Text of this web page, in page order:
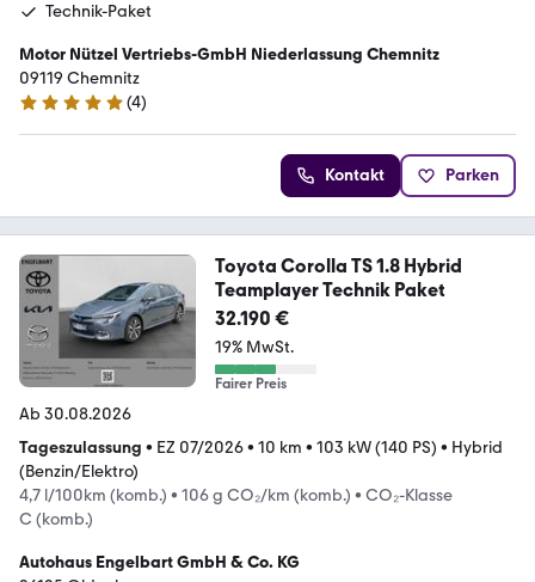
Technik-Paket
Motor Nützel Vertriebs-GmbH Niederlassung Chemnitz
09119 Chemnitz
5 Sterne
(4)
Kontakt Parken
Toyota Corolla TS 1.8 Hybrid
Teamplayer Technik Paket
32.190 €
19% MwSt.
Fairer Preis
Ab 30.08.2026
Tageszulassung • EZ 07/2026• 10 km • 103 kW (140 PS) • Hybrid
(Benzin/Elektro)
4,7 l/100km (komb.) • 106 g CO₂/km (komb.) • CO₂-Klasse
C (komb.)
Autohaus Engelbart GmbH & Co. KG